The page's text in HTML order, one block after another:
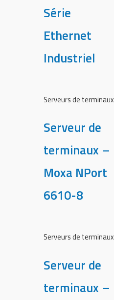
Série
Ethernet
Industriel
Serveurs de terminaux
Serveur de
terminaux –
Moxa NPort
6610-8
Serveurs de terminaux
Serveur de
terminaux –